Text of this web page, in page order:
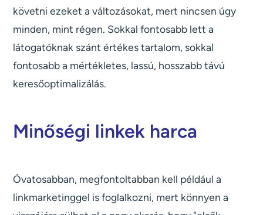
követni ezeket a változásokat, mert nincsen úgy
minden, mint régen. Sokkal fontosabb lett a
látogatóknak szánt értékes tartalom, sokkal
fontosabb a mértékletes, lassú, hosszabb távú
keresőoptimalizálás.
Minőségi linkek harca
Óvatosabban, megfontoltabban kell például a
linkmarketinggel is foglalkozni, mert könnyen a